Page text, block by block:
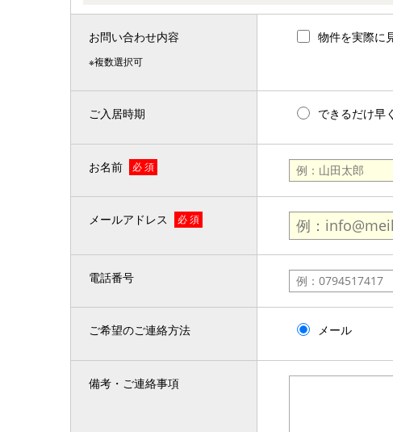
お問い合わせ内容
※複数選択可
物件を実際に
ご入居時期 できるだけ早く
お名前 必 須
メールアドレス 必 須
電話番号
ご希望のご連絡方法 メール
備考・ご連絡事項